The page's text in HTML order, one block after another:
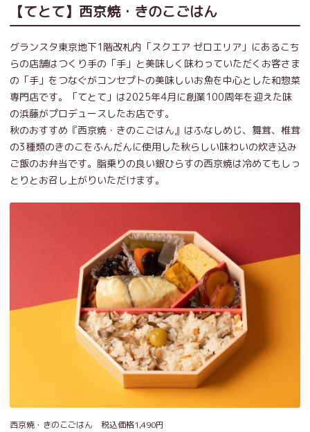
【てとて】西京焼・きのこごはん
グランスタ東京地下1階改札内「スクエア ゼロエリア」にあるこち
らの店舗はつくり手の「手」と美味しく味わっていただくお客さま
の「手」をつなぐがコンセプトの美味しいお魚を中心とした和惣菜
専門店です。「てとて」は2025年4月に創業100周年を迎えた味
の浜藤がプロデュースしたお店です。
秋のおすすめ『西京焼・きのこごはん』はふなしめじ、舞茸、椎茸
の3種類のきのこをふんだんに使用した秋らしい味わいの炊き込み
ご飯のお弁当です。脂乗りの良い銀ひらすの西京焼は冷めてもしっ
とりとお召し上がりいただけます。
西京焼・きのこごはん 税込価格1,490円